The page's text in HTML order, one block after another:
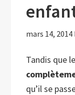
mars 14, 2014
Tandis que
qu’il se